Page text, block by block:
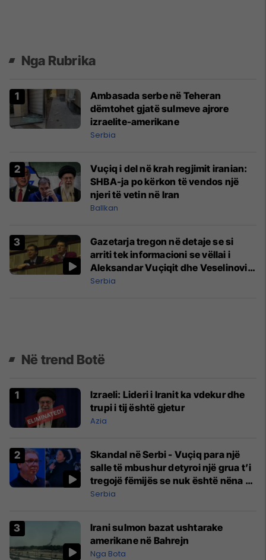
Nga Rubrika
Ambasada serbe në Teheran
dëmtohet gjatë sulmeve ajrore
izraelite-amerikane
Serbia
Vuçiq i del në krah regjimit iranian:
SHBA-ja po kërkon të vendos një
njeri të vetin në Iran
Ballkan
Gazetarja tregon në detaje se si
arriti tek informacioni se vëllai i
Aleksandar Vuçiqit dhe Veselinoviq
u bënë miliarderë
Serbia
Në trend Botë
Izraeli: Lideri i Iranit ka vdekur dhe
trupi i tij është gjetur
Azia
Skandal në Serbi - Vuçiq para një
salle të mbushur detyroi një grua t’i
tregojë fëmijës se nuk është nëna e
tij
Serbia
Irani sulmon bazat ushtarake
amerikane në Bahrejn
Nga Bota